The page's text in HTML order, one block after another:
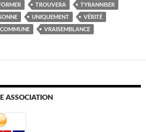
TROUVERA
TYRANNISER
UNIQUEMENT
VÉRITÉ
VRAISEMBLANCE
ASSOCIATION